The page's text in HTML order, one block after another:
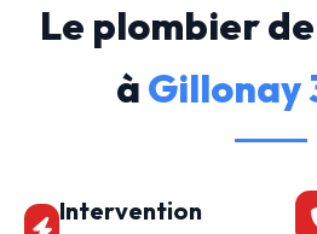
Le plombier
à Gillonay
Intervention